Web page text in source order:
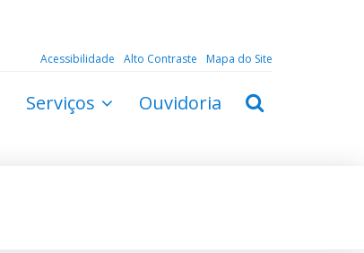
Acessibilidade Alto Contraste Mapa do Site
Serviços Ouvidoria